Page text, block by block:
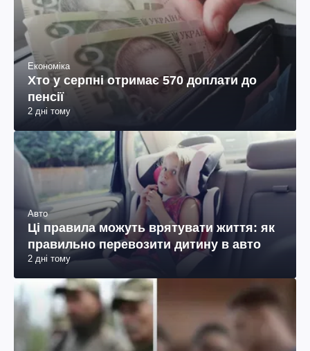
Економіка
Хто у серпні отримає 570 доплати до
пенсії
2 дні тому
Авто
Ці правила можуть врятувати життя: як
правильно перевозити дитину в авто
2 дні тому